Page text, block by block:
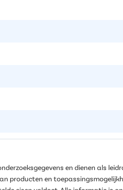
en dienen als
producten en